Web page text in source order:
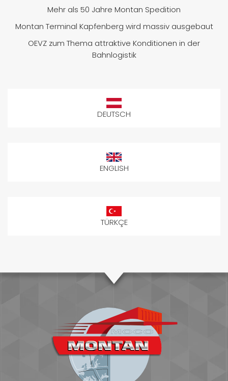
Mehr als 50 Jahre Montan Spedition
Montan Terminal Kapfenberg wird massiv ausgebaut
OEVZ zum Thema attraktive Konditionen in der
Bahnlogistik
DEUTSCH
ENGLISH
TÜRKÇE